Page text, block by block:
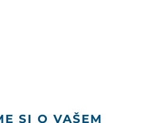
SI O VAŠEM